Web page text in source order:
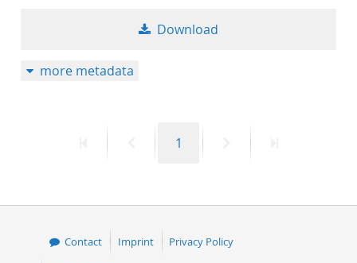
Download
more metadata
PreviousPage
1
Contact Imprint Privacy Policy